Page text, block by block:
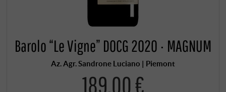
Barolo “Le Vigne” DOCG 2020 · MAGNUM
Az. Agr. Sandrone Luciano | Piemont
189,00 €